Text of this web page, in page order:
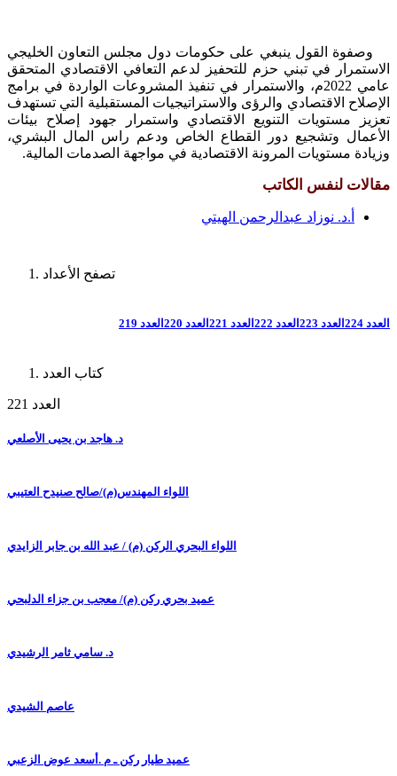
وصفوة القول ينبغي على حكومات دول مجلس التعاون الخليجي
الاستمرار في تبني حزم للتحفيز لدعم التعافي الاقتصادي المتحقق
عامي 2022م، والاستمرار في تنفيذ المشروعات الواردة في برامج
الإصلاح الاقتصادي والرؤى والاستراتيجيات المستقبلية التي تستهدف
تعزيز مستويات التنويع الاقتصادي واستمرار جهود إصلاح بيئات
الأعمال وتشجيع دور القطاع الخاص ودعم راس المال البشري،
وزيادة مستويات المرونة الاقتصادية في مواجهة الصدمات المالية.
مقالات لنفس الكاتب
أ.د. نوزاد عبدالرحمن الهيتي
تصفح الأعداد
العدد 224 العدد 223 العدد 222 العدد 221 العدد 220 العدد 219
كتاب العدد
العدد 221
د. هاجد بن يحيى الأصلعي
اللواء المهندس(م)/صالح صنيدح العتيبي
اللواء البحري الركن (م) / عبد الله بن جابر الزايدي
عميد بحري ركن (م)/ معجب بن جزاء الدلبحي
د. سامي ثامر الرشيدي
عاصم الشيدي
عميد طيار ركن ـ م .أسعد عوض الزعبي